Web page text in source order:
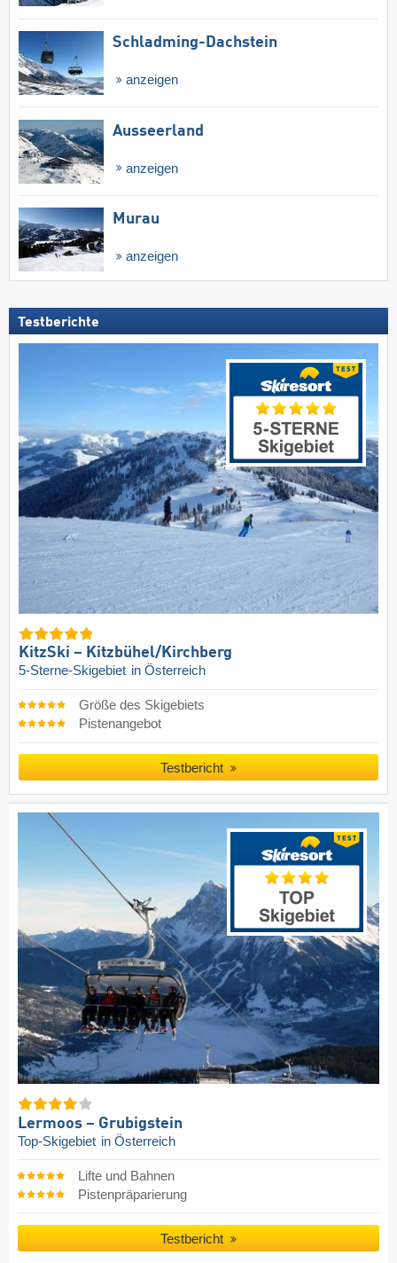
Schladming-Dachstein
anzeigen
Ausseerland
anzeigen
Murau
anzeigen
Testberichte
KitzSki – Kitzbühel/​Kirchberg
5-Sterne-Skigebiet in Österreich
Größe des Skigebiets
Pistenangebot
Testbericht
Lermoos – Grubigstein
Top-Skigebiet in Österreich
Lifte und Bahnen
Pistenpräparierung
Testbericht